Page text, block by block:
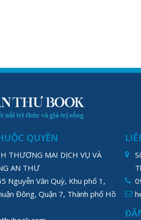
QUYỀN
THƯƠNG MAI DỊCH VỤ VÀ
AN THƯ
Nguyễn Văn Quỳ, Khu phố 1,
Đông, Quận 7, Thành phố Hồ